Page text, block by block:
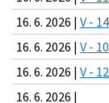
16. 6. 2026 | V -
16. 6. 2026 | V -
16. 6. 2026 | V -
16. 6. 2026 |